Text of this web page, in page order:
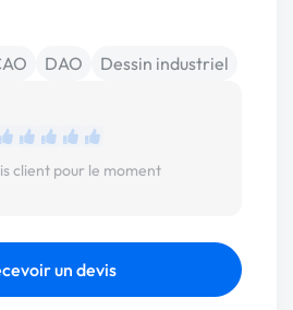
DAO Dessin industriel
client pour le moment
un devis